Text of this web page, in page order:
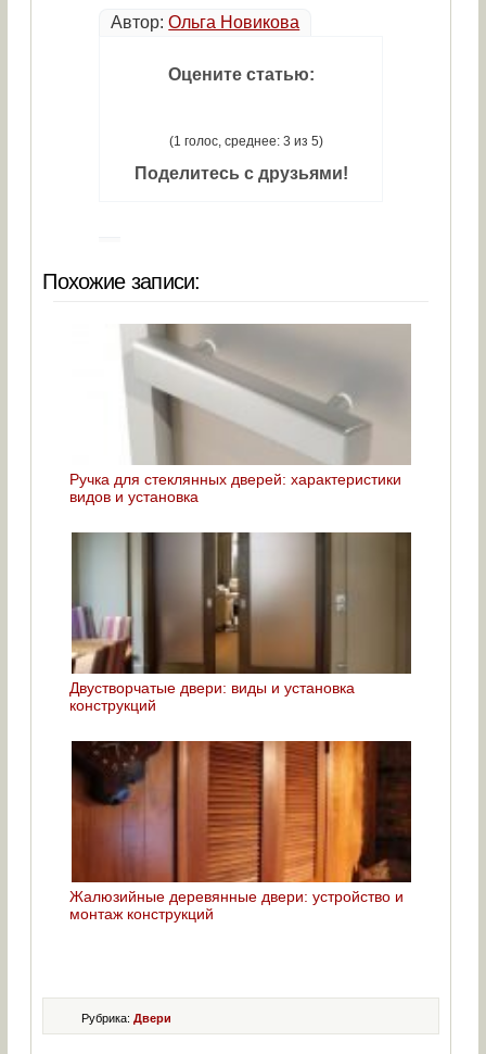
Автор:Ольга Новикова
Оцените статью:
(1 голос, среднее: 3 из 5)
Поделитесь с друзьями!
Похожие записи:
Ручка для стеклянных дверей: характеристики
видов и установка
Двустворчатые двери: виды и установка
конструкций
Жалюзийные деревянные двери: устройство и
монтаж конструкций
Рубрика:Двери